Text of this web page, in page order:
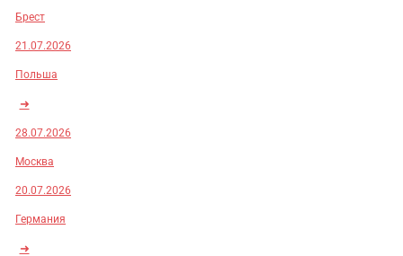
Брест
21.07.2026
Польша
➜
28.07.2026
Москва
20.07.2026
Германия
➜